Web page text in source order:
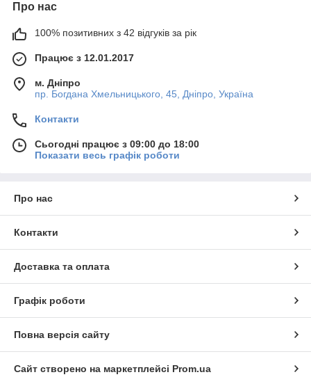
Про нас
100% позитивних з 42 відгуків за рік
Працює з 12.01.2017
м. Дніпро
пр. Богдана Хмельницького, 45, Дніпро, Україна
Контакти
Сьогодні працює з 09:00 до 18:00
Показати весь графік роботи
Про нас
Контакти
Доставка та оплата
Графік роботи
Повна версія сайту
Сайт створено на маркетплейсі Prom.ua